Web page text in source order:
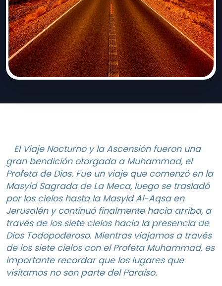
El Viaje Nocturno y la Ascensión fueron una
gran bendición otorgada a Muhammad, el
Profeta de Dios. Fue un viaje que comenzó en la
Masyid Sagrada de La Meca, luego se trasladó
por los cielos hasta la Masyid Al-Aqsa en
Jerusalén y continuó finalmente hacia arriba, a
través de los siete cielos hacia la presencia de
Dios Todopoderoso. Mientras viajamos a través
de los siete cielos con el Profeta Muhammad, es
importante recordar que los lugares que
visitamos no son parte del Paraíso.